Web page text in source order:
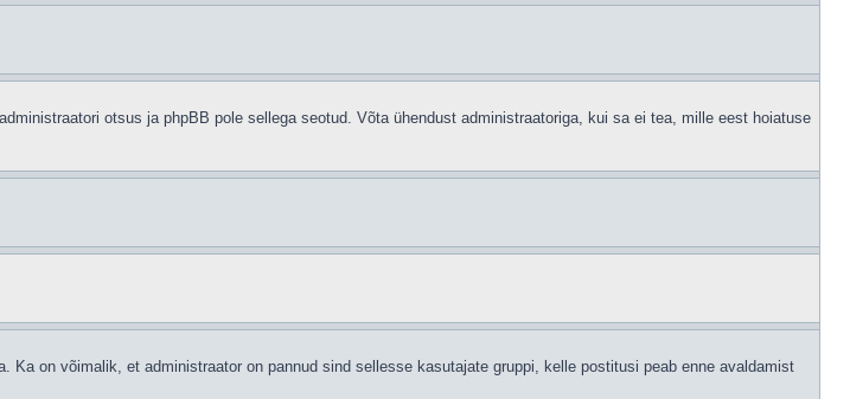
otsus ja phpBB pole sellega seotud. Võta ühendust administraatoriga, kui sa ei tea, mille eest hoiatuse
on võimalik, et administraator on pannud sind sellesse kasutajate gruppi, kelle postitusi peab enne avaldamist